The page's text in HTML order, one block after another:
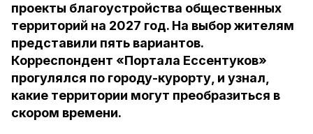
проекты благоустройства общественных
территорий на 2027 год. На выбор жителям
представили пять вариантов.
Корреспондент «Портала Ессентуков»
прогулялся по городу-курорту, и узнал,
какие территории могут преобразиться в
скором времени.